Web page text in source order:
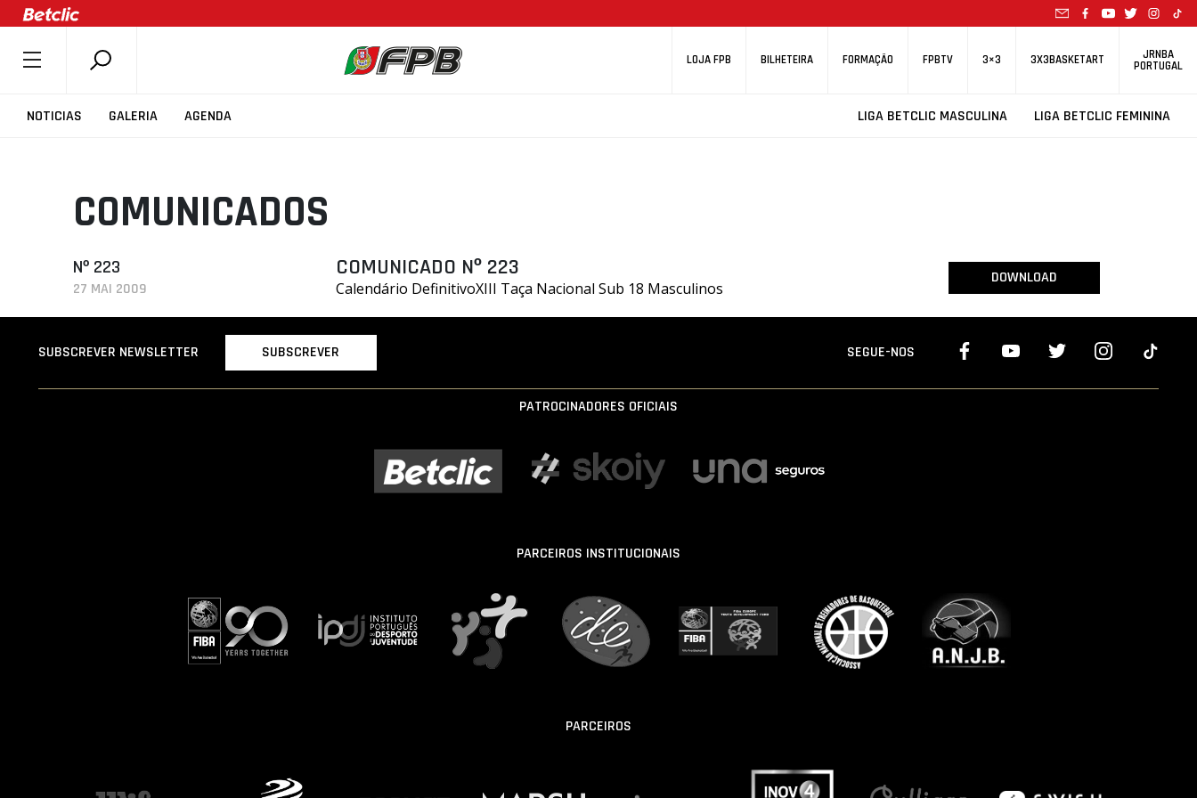
LOJA FPB BILHETEIRA FORMAÇÃO FPBTV 3×3 3X3BASKETART JRNBA
PORTUGAL
NOTICIAS GALERIA AGENDA LIGA BETCLIC MASCULINA LIGA BETCLIC FEMININA
SOBRE A FPB
COMPETIÇÕES
ASSOCIAÇÕES
CLUBES
AGENTES
SELEÇÕES
MINIBASQUETE
COMUNICADOS
Nº 223
27 MAI 2009
COMUNICADO Nº 223
Calendário DefinitivoXIII Taça Nacional Sub 18 Masculinos
DOWNLOAD
SUBSCREVER NEWSLETTER SUBSCREVER SEGUE-NOS
PATROCINADORES OFICIAIS
PARCEIROS INSTITUCIONAIS
PARCEIROS